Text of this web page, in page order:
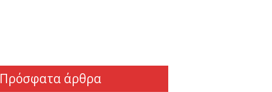
Πρόσφατα άρθρα